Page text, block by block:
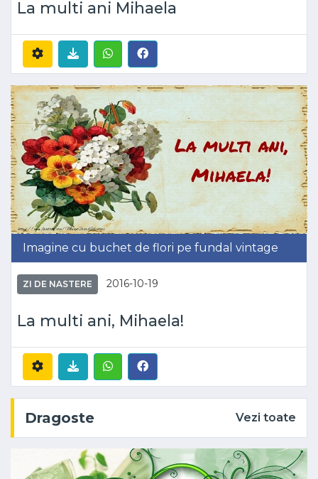
La multi ani Mihaela
Imagine cu buchet de flori pe fundal vintage
ZI DE NASTERE 2016-10-19
La multi ani, Mihaela!
Dragoste Vezi toate